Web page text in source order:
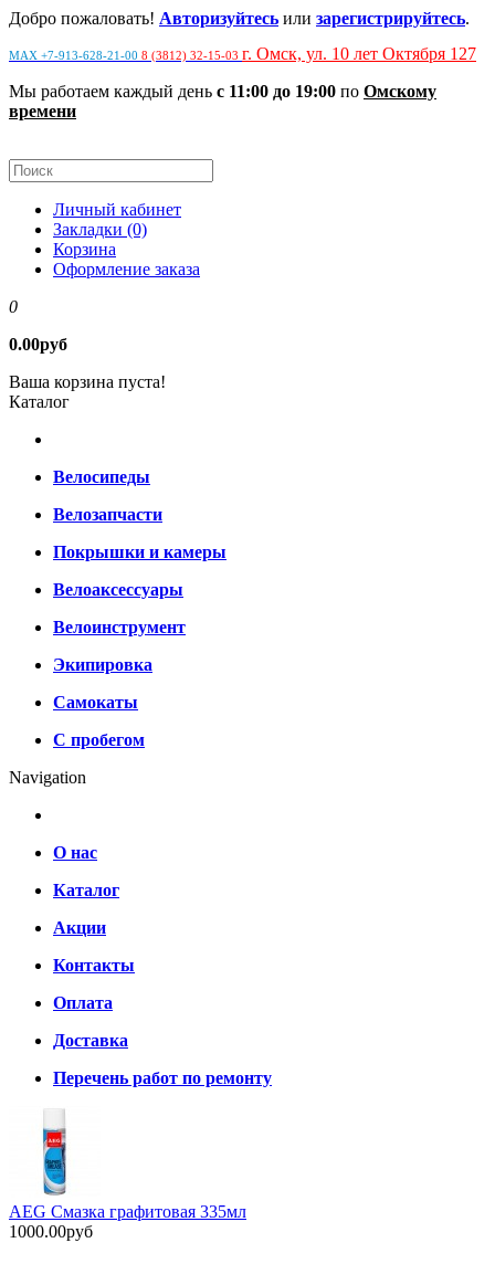
Добро пожаловать! Авторизуйтесь или зарегистрируйтесь.
MAX +7-913-628-21-00 8 (3812) 32-15-03 г. Омск, ул. 10 лет Октября 127
Мы работаем каждый день с 11:00 до 19:00 по Омскому
времени
Личный кабинет
Закладки (0)
Корзина
Оформление заказа
0
0.00руб
Ваша корзина пуста!
Каталог
Велосипеды
Велозапчасти
Покрышки и камеры
Велоаксессуары
Велоинструмент
Экипировка
Самокаты
С пробегом
Navigation
О нас
Каталог
Акции
Контакты
Оплата
Доставка
Перечень работ по ремонту
AEG Смазка графитовая 335мл
1000.00руб